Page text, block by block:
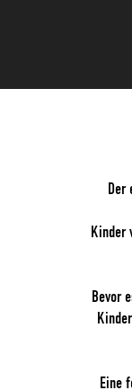
Der
Kinder
Bevor
Eine